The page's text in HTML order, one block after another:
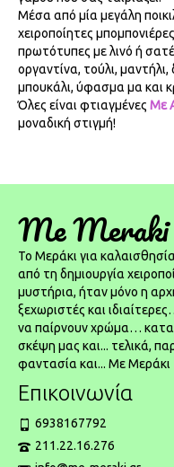
Μέσα από μία μεγάλη
χειροποίητες
πρωτότυπες με λινό ή
οργαντίνα, τούλι, μαντήλι,
μπουκάλι, ύφασμα μα και
Όλες είναι φτιαγμένες Με
μοναδική στιγμή!
Me Meraki
To Μεράκι για
από τη δημιουργία
μυστήρια, ήταν μόνο η
ξεχωριστές και
να παίρνουν χρώμα…
σκέψη μας και... τελικά,
φαντασία και... Με Μεράκι
Επικοινωνία
6938167792
211.22.16.276